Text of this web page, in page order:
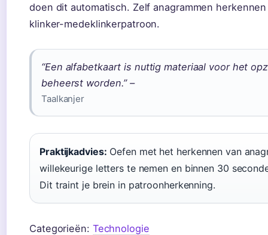
doen dit automatisch. Zelf anagrammen
klinker-medeklinkerpatroon.
“Een alfabetkaart is nuttig materiaal voor het
beheerst worden.” –
Taalkanjer
Praktijkadvies: Oefen met het herkennen van
willekeurige letters te nemen en binnen 30
Dit traint je brein in patroonherkenning.
Categorieën: Technologie